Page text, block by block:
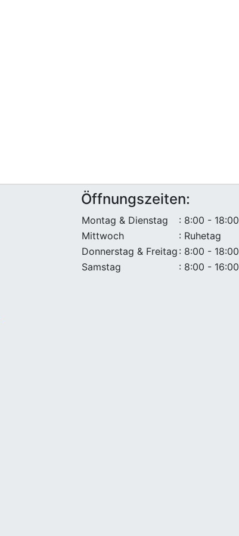
Öffnungszeiten:
Montag & Dienstag
: 8:00 - 18:00
Mittwoch
: Ruhetag
Donnerstag & Freitag : 8:00 - 18:00
Samstag
: 8:00 - 16:00